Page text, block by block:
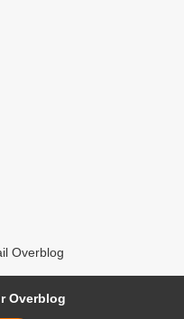
Overblog
Overblog